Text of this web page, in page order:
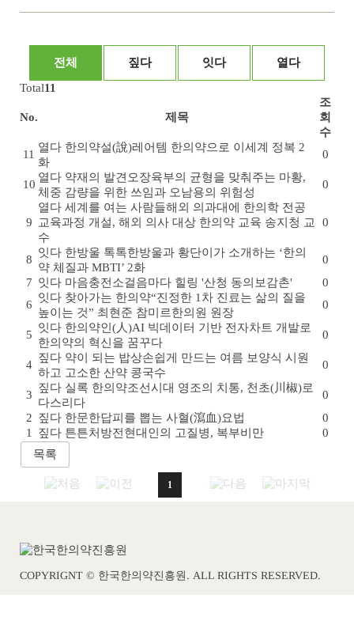
전체 짚다 잇다
열다
Total11
No. 제목
조
회
수
11
열다 한의약설(說)레어템 한의약으로 이세계 정복 2
화
0
10
열다 약재의 발견 오장육부의 균형을 맞춰주는 마황,
체중 감량을 위한 쓰임과 오남용의 위험성
0
9
열다 세계를 여는 사람들해외 의과대에 한의학 전공
교육과정 개설, 해외 의사 대상 한의약 교육 송지청 교
수
0
8
잇다 한방울 톡톡한방울과 황단이가 소개하는 ‘한의
약 체질과 MBTI’ 2화
0
7 잇다 마음충전소걸음마다 힐링 '산청 동의보감촌'
0
6
잇다 찾아가는 한의약“진정한 1차 진료는 삶의 질을
높이는 것” 최현준 참미르한의원 원장
0
5
잇다 한의약인(人)AI 빅데이터 기반 전자차트 개발로
한의약의 혁신을 꿈꾸다
0
4
짚다 약이 되는 밥상손쉽게 만드는 여름 보양식 시원
하고 고소한 산약 콩국수
0
3
짚다 실록 한의약조선시대 영조의 치통, 천초(川椒)로
다스리다
0
2 짚다 한문한답피를 뽑는 사혈(瀉血)요법
0
1
짚다 튼튼처방전 현대인의 고질병, 복부비만 0
1
COPYRIGNT © 한국한의약진흥원. ALL RIGHTS RESERVED.